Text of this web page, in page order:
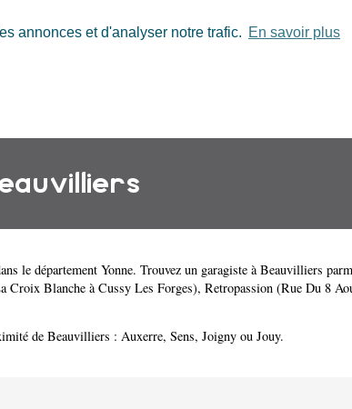
annonces et d'analyser notre trafic. En savoir plus
le département Yonne. Trouvez un garagiste à Beauvilliers
Croix Blanche à Cussy Les Forges), Retropassion (Rue Du 8
de Beauvilliers : Auxerre, Sens, Joigny ou Jouy.